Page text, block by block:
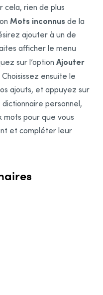
cela, rien de plus
Mots inconnus de la
ajouter à un de
afficher le menu
sur l’option Ajouter
Choisissez ensuite le
ajouts, et appuyez sur
personnel,
mots pour que vous
et compléter leur